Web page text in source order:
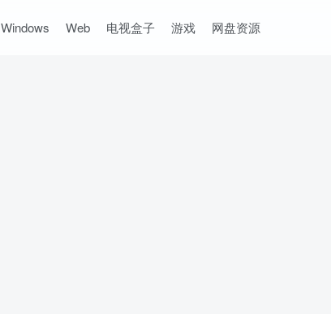
Windows Web 电视盒子 游戏 网盘资源